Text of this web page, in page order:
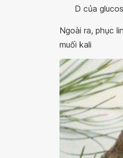
D của
Ngoài ra, phục
muối kali